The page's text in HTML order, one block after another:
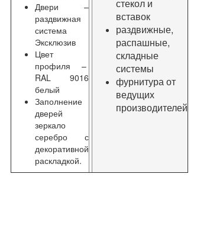
Двери –
раздвижная
система
Эксклюзив
Цвет
профиля –
RAL 9016
белый
Заполнение
дверей
зеркало
серебро с
декоративной
раскладкой.
стекол и
вставок
раздвижные,
распашные,
складные
системы
фурнитура от
ведущих
производителей